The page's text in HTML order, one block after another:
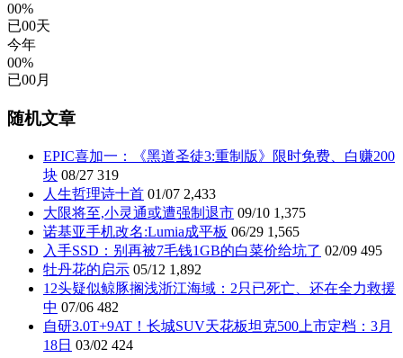
00%
已00天
今年
00%
已00月
随机文章
EPIC喜加一：《黑道圣徒3:重制版》限时免费、白赚200
块 08/27 319
人生哲理诗十首 01/07 2,433
大限将至,小灵通或遭强制退市 09/10 1,375
诺基亚手机改名:Lumia成平板 06/29 1,565
入手SSD：别再被7毛钱1GB的白菜价给坑了 02/09 495
牡丹花的启示 05/12 1,892
12头疑似鲸豚搁浅浙江海域：2只已死亡、还在全力救援
中 07/06 482
自研3.0T+9AT！长城SUV天花板坦克500上市定档：3月
18日 03/02 424